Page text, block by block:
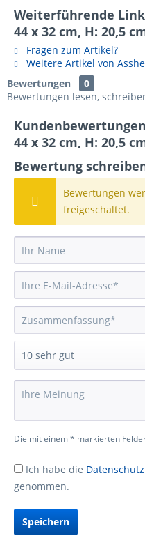
Weiterführende
44 x 32 cm, H: 20,5
Fragen zum Artikel?
Weitere Artikel von
Bewertungen
0
Bewertungen lesen,
44 x 32 cm, H: 20,5
Bewertung
Bewertungen
freigeschaltet.
Die mit einem * markierten
Ich habe die
genommen.
Speichern